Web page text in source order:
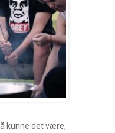
kunne det være,